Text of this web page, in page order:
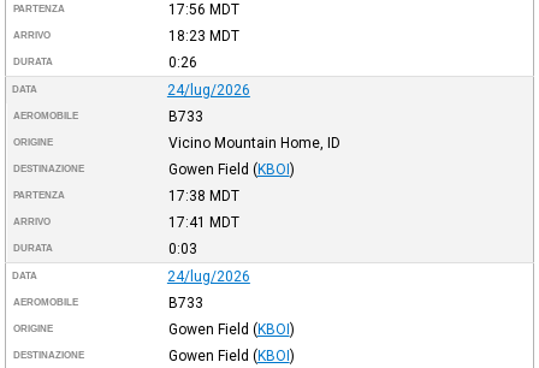
PARTENZA 17:56 MDT
ARRIVO 18:23 MDT
DURATA 0:26
DATA 24/lug/2026
AEROMOBILE B733
ORIGINE Vicino Mountain Home, ID
DESTINAZIONE Gowen Field (KBOI )
PARTENZA 17:38 MDT
ARRIVO 17:41 MDT
DURATA 0:03
DATA 24/lug/2026
AEROMOBILE B733
ORIGINE Gowen Field (KBOI )
DESTINAZIONE Gowen Field (KBOI )